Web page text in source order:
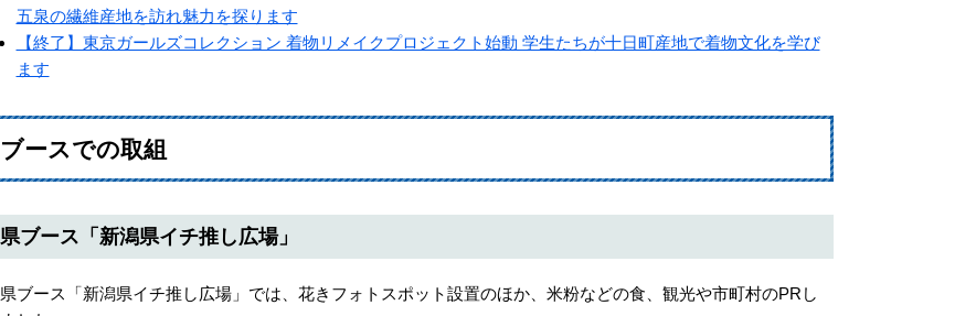
五泉の繊維産地を訪れ魅力を探ります
【終了】東京ガールズコレクション 着物リメイクプロジェクト始動 学生たちが十日町産地で着物文化を学び
ます
ブースでの取組
県ブース「新潟県イチ推し広場」
県ブース「新潟県イチ推し広場」では、花きフォトスポット設置のほか、米粉などの食、観光や市町村のPRし